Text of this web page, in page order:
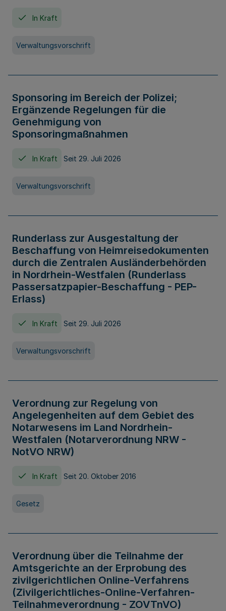
In Kraft
Verwaltungsvorschrift
Sponsoring im Bereich der Polizei;
Ergänzende Regelungen für die
Genehmigung von
Sponsoringmaßnahmen
In Kraft Seit 29. Juli 2026
Verwaltungsvorschrift
Runderlass zur Ausgestaltung der
Beschaffung von Heimreisedokumenten
durch die Zentralen Ausländerbehörden
in Nordrhein-Westfalen (Runderlass
Passersatzpapier-Beschaffung - PEP-
Erlass)
In Kraft Seit 29. Juli 2026
Verwaltungsvorschrift
Verordnung zur Regelung von
Angelegenheiten auf dem Gebiet des
Notarwesens im Land Nordrhein-
Westfalen (Notarverordnung NRW -
NotVO NRW)
In Kraft Seit 20. Oktober 2016
Gesetz
Verordnung über die Teilnahme der
Amtsgerichte an der Erprobung des
zivilgerichtlichen Online-Verfahrens
(Zivilgerichtliches-Online-Verfahren-
Teilnahmeverordnung - ZOVTnVO)